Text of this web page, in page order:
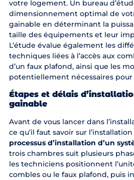
votre logement. Un bureau
dimensionnement optimal de
gainable en déterminant la
taille des équipements et leur
L’étude évalue également les
techniques liées à l’accès aux
d’un faux plafond, ainsi que les
potentiellement nécessaires
Étapes et délais
gainable
Avant de vous lancer dans
ce qu’il faut savoir sur
processus d’installation d’un
trois chambres suit plusieurs
les techniciens positionnent
combles ou le faux plafond, puis